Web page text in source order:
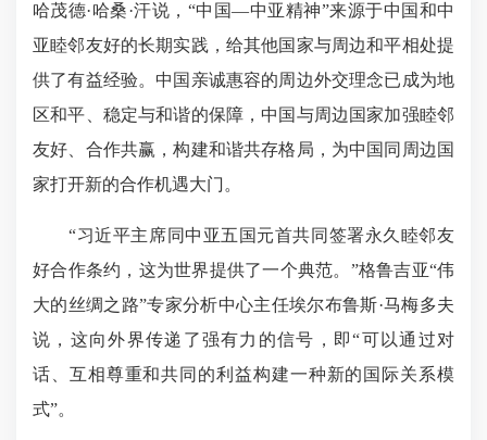
哈茂德·哈桑·汗说，“中国—中亚精神”来源于中国和中
亚睦邻友好的长期实践，给其他国家与周边和平相处提
供了有益经验。中国亲诚惠容的周边外交理念已成为地
区和平、稳定与和谐的保障，中国与周边国家加强睦邻
友好、合作共赢，构建和谐共存格局，为中国同周边国
家打开新的合作机遇大门。
“习近平主席同中亚五国元首共同签署永久睦邻友
好合作条约，这为世界提供了一个典范。”格鲁吉亚“伟
大的丝绸之路”专家分析中心主任埃尔布鲁斯·马梅多夫
说，这向外界传递了强有力的信号，即“可以通过对
话、互相尊重和共同的利益构建一种新的国际关系模
式”。